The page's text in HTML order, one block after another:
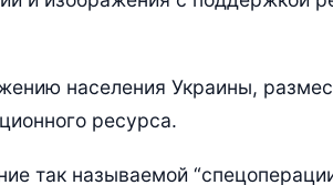
населения Украины,
ресурса.
так называемой